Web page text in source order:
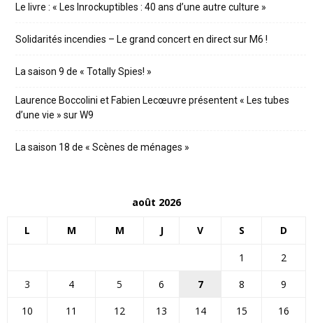
Le livre : « Les Inrockuptibles : 40 ans d’une autre culture »
Solidarités incendies – Le grand concert en direct sur M6 !
La saison 9 de « Totally Spies! »
Laurence Boccolini et Fabien Lecœuvre présentent « Les tubes
d’une vie » sur W9
La saison 18 de « Scènes de ménages »
août 2026
L M M J V S D
1
2
3
4 5 6 7 8
9
10
11 12 13 14 15
16